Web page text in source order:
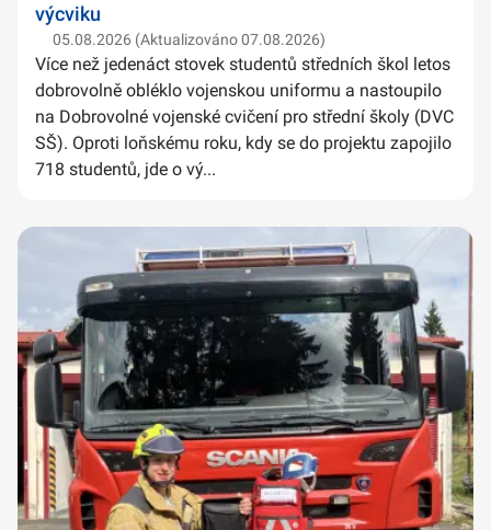
výcviku
05.08.2026 (Aktualizováno 07.08.2026)
Více než jedenáct stovek studentů středních škol letos
dobrovolně obléklo vojenskou uniformu a nastoupilo
na Dobrovolné vojenské cvičení pro střední školy (DVC
SŠ). Oproti loňskému roku, kdy se do projektu zapojilo
718 studentů, jde o vý...